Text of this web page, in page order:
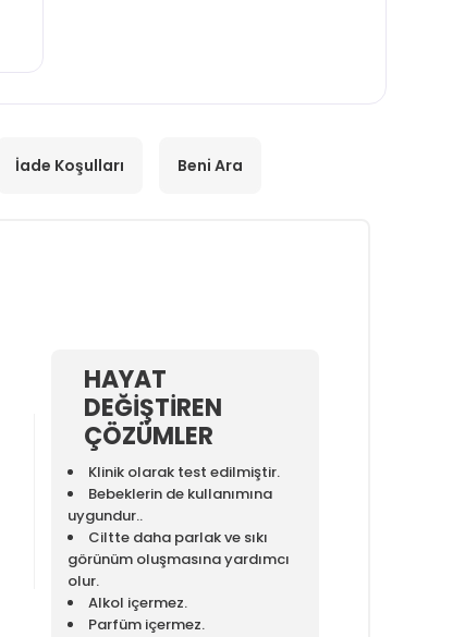
İade Koşulları Beni Ara
HAYAT
DEĞİŞTİREN
ÇÖZÜMLER
Klinik olarak test edilmiştir.
Bebeklerin de kullanımına
uygundur..
Ciltte daha parlak ve sıkı
görünüm oluşmasına yardımcı
olur.
Alkol içermez.
Parfüm içermez.